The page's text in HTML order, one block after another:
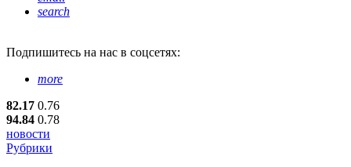
search
Подпишитесь на нас в соцсетях:
more
82.17 0.76
94.84 0.78
новости
Рубрики